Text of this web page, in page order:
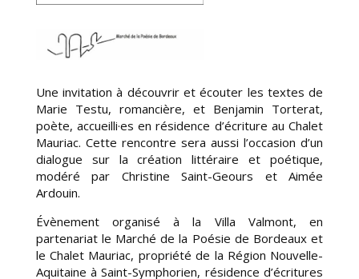
Une invitation à découvrir et écouter les textes de
Marie Testu, romancière, et Benjamin Torterat,
poète, accueilli·es en résidence d’écriture au Chalet
Mauriac. Cette rencontre sera aussi l’occasion d’un
dialogue sur la création littéraire et poétique,
modéré par Christine Saint-Geours et Aimée
Ardouin.
Évènement organisé à la Villa Valmont, en
partenariat le Marché de la Poésie de Bordeaux et
le Chalet Mauriac, propriété de la Région Nouvelle-
Aquitaine à Saint-Symphorien, résidence d’écritures